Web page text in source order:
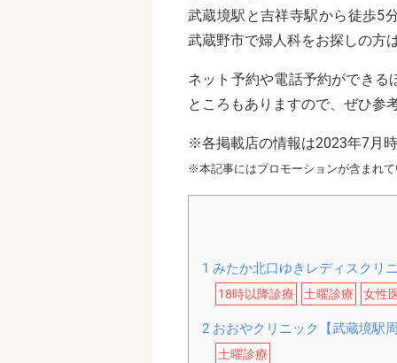
武蔵境駅と吉祥寺駅から徒歩5
武蔵野市で婦人科をお探しの方
ネット予約や電話予約ができ
ところもありますので、ぜひ参
※各掲載店の情報は2023年7月
※本記事にはプロモーションが含まれ
1 みたか北口ゆきレディスクリ
18時以降診療 土曜診療 女性
2おおやクリニック【武蔵境駅
土曜診療